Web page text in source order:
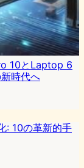
10とLaptop 6
時代へ
: 10の革新的手